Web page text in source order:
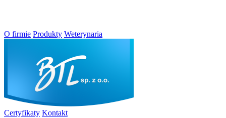
O firmie Produkty Weterynaria
Certyfikaty Kontakt